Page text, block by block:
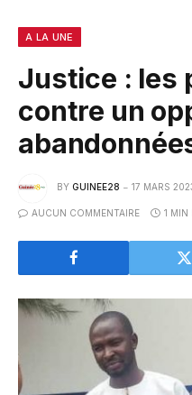
A LA UNE
Justice : les
contre un
BY GUINEE28 17 MARS
AUCUN COMMENTAIRE 1 MIN